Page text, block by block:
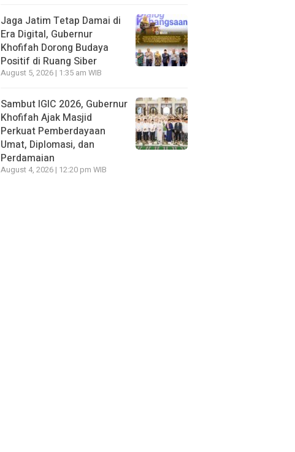
Jaga Jatim Tetap Damai di
Era Digital, Gubernur
Khofifah Dorong Budaya
Positif di Ruang Siber
August 5, 2026 | 1:35 am WIB
Sambut IGIC 2026, Gubernur
Khofifah Ajak Masjid
Perkuat Pemberdayaan
Umat, Diplomasi, dan
Perdamaian
August 4, 2026 | 12:20 pm WIB